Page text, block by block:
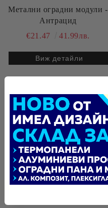
Метални оградни модули -
Антрацид
€21.47
41.99лв.
Виж детайли